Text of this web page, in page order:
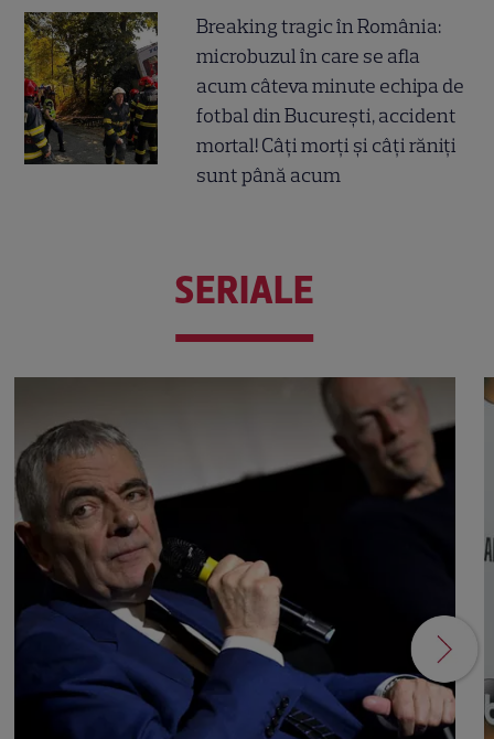
Breaking tragic în România:
microbuzul în care se afla
acum câteva minute echipa de
fotbal din București, accident
mortal! Câți morți și câți răniți
sunt până acum
SERIALE